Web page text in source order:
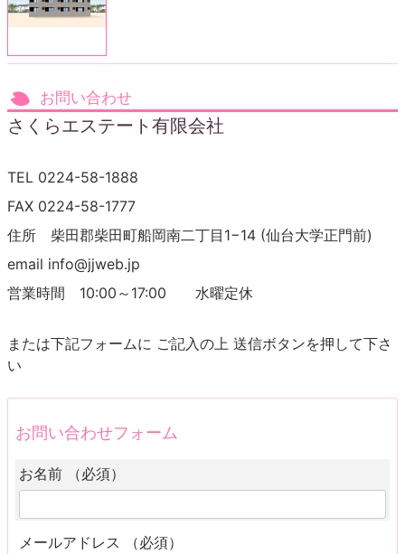
お問い合わせ
さくらエステート有限会社
TEL 0224-58-1888
FAX 0224-58-1777
住所 柴田郡柴田町船岡南二丁目1−14 (仙台大学正門前)
email info@jjweb.jp
営業時間 10:00～17:00 水曜定休
または下記フォームに ご記入の上 送信ボタンを押して下さ
い
お問い合わせフォーム
お名前 （必須）
メールアドレス （必須）